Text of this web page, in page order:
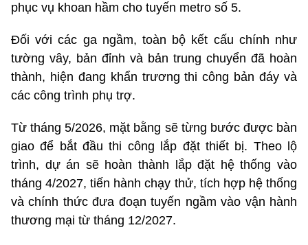
phục vụ khoan hầm cho tuyến metro số 5.
Đối với các ga ngầm, toàn bộ kết cấu chính như
tường vây, bản đỉnh và bản trung chuyển đã hoàn
thành, hiện đang khẩn trương thi công bản đáy và
các công trình phụ trợ.
Từ tháng 5/2026, mặt bằng sẽ từng bước được bàn
giao để bắt đầu thi công lắp đặt thiết bị. Theo lộ
trình, dự án sẽ hoàn thành lắp đặt hệ thống vào
tháng 4/2027, tiến hành chạy thử, tích hợp hệ thống
và chính thức đưa đoạn tuyến ngầm vào vận hành
thương mại từ tháng 12/2027.